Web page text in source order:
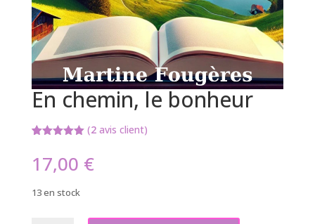
En chemin, le bonheur
basé sur
notations
(2 avis client)
17,00 €
13 en stock